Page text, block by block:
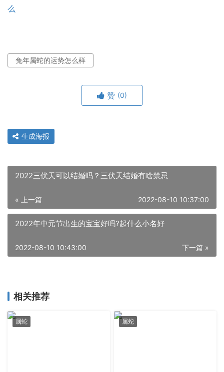
么
兔年属蛇的运势怎么样
赞 (0)
生成海报
2022三伏天可以结婚吗？三伏天结婚有啥禁忌
« 上一篇 2022-08-10 10:37:00
2022年中元节出生的宝宝好吗?起什么小名好
下一篇 »
2022-08-10 10:43:00
相关推荐
属蛇 属蛇